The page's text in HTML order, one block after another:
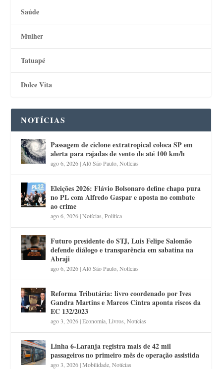
Saúde
Mulher
Tatuapé
Dolce Vita
NOTÍCIAS
Passagem de ciclone extratropical coloca SP em
alerta para rajadas de vento de até 100 km/h
ago 6, 2026| Alô São Paulo ,Notícias
Eleições 2026: Flávio Bolsonaro define chapa pura
no PL com Alfredo Gaspar e aposta no combate
ao crime
ago 6, 2026|Notícias ,Política
Futuro presidente do STJ, Luis Felipe Salomão
defende diálogo e transparência em sabatina na
Abraji
ago 6, 2026| Alô São Paulo ,Notícias
Reforma Tributária: livro coordenado por Ives
Gandra Martins e Marcos Cintra aponta riscos da
EC 132/2023
ago 3, 2026|Economia ,Livros ,Notícias
Linha 6-Laranja registra mais de 42 mil
passageiros no primeiro mês de operação assistida
ago 3, 2026|Mobilidade ,Notícias